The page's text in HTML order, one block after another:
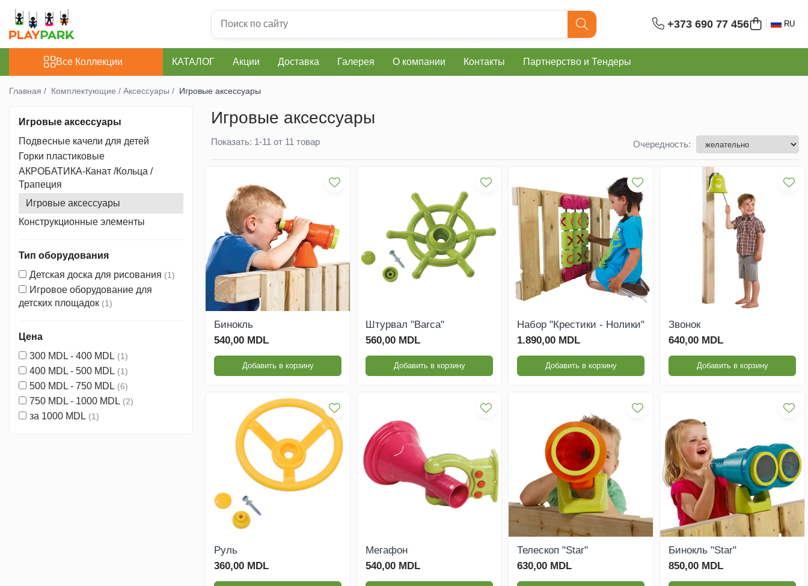
Все Коллекции
Игровые Комплексы
MultiPlay
ROBINIA
WOOD (для дома и дачи)
Помещений
Спорт - Фитнес
WORKOUT комплексы
WORKOUT Kids
комплексы
+373 690 77 456 RU
Все Коллекции КАТАЛОГ Акции Доставка Галерея О компании Контакты Партнерство и Тендеры
Главная / Комплектующие / Аксессуары / Игровые аксессуары
Игровые аксессуары
Игровые аксессуары
Подвесные качели для детей
Горки пластиковые
АКРОБАТИКА-Канат /Кольца /
Трапеция
Игровые аксессуары
Конструкционные элементы
Тип оборудования
Детская доска для рисования (1)
Игровое оборудование для
детских площадок (1)
Цена
300 MDL - 400 MDL (1)
400 MDL - 500 MDL (1)
500 MDL - 750 MDL (6)
750 MDL - 1000 MDL (2)
за 1000 MDL (1)
Показать: 1-11 от 11 товар Очередность:
Бинокль
540,00 MDL
Добавить в корзину
Штурвал "Barca"
560,00 MDL
Добавить в корзину
Набор "Крестики - Нолики"
1.890,00 MDL
Добавить в корзину
Звонок
640,00 MDL
Добавить в корзину
Руль
360,00 MDL
Мегафон
540,00 MDL
Телескоп "Star"
630,00 MDL
Бинокль "Star"
850,00 MDL